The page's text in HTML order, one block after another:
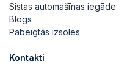
Sistas automašīnas iegāde
Blogs
Pabeigtās izsoles
Kontakti